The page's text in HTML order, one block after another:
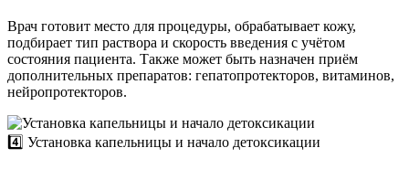
Врач готовит место для процедуры, обрабатывает кожу,
подбирает тип раствора и скорость введения с учётом
состояния пациента. Также может быть назначен приём
дополнительных препаратов: гепатопротекторов, витаминов,
нейропротекторов.
4️⃣ Установка капельницы и начало детоксикации